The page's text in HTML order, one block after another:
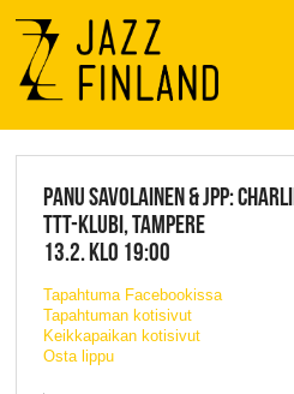
Menu
JAZZ FINLAND LIVE
PANU SAVOLAINEN & JPP:
TTT-KLUBI, TAMPERE
13.2. KLO 19:00
Tapahtuma Facebookissa
Tapahtuman kotisivut
Keikkapaikan kotisivut
Osta lippu